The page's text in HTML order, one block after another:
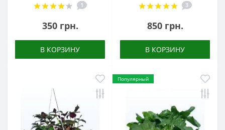
1
350 грн.
В КОРЗИНУ
3
850 грн.
В КОРЗИНУ
Популярный